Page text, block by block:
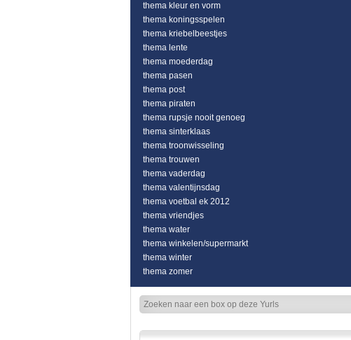
thema kleur en vorm
thema koningsspelen
thema kriebelbeestjes
thema lente
thema moederdag
thema pasen
thema post
thema piraten
thema rupsje nooit genoeg
thema sinterklaas
thema troonwisseling
thema trouwen
thema vaderdag
thema valentijnsdag
thema voetbal ek 2012
thema vriendjes
thema water
thema winkelen/supermarkt
thema winter
thema zomer